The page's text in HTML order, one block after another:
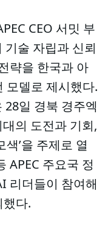
CEO 서밋 부
기술 자립과 신뢰
략을 한국과 아
모델로 제시했다.
28일 경북 경주엑
의 도전과 기회,
’을 주제로 열
APEC 주요국 정
리더들이 참여해
다.